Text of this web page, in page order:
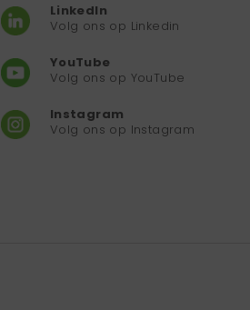
LinkedIn
Volg ons op Linkedin
YouTube
Volg ons op YouTube
Instagram
Volg ons op Instagram